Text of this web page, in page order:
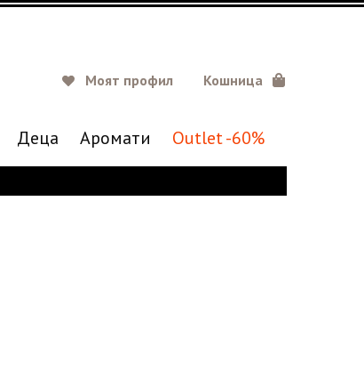
Моят профил Кошница
Деца Аромати Outlet -60%